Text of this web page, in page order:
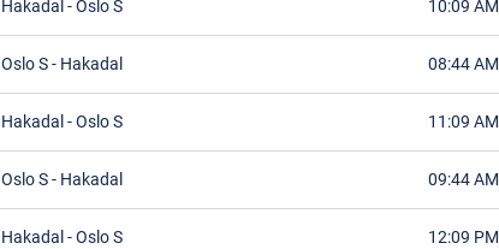
Hakadal -Oslo S 10:09 AM
Oslo S- Hakadal 08:44 AM
Hakadal -Oslo S 11:09 AM
Oslo S- Hakadal 09:44 AM
Hakadal -Oslo S 12:09 PM